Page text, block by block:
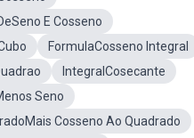
E Cosseno
FormulaCosseno Integral
IntegralCosecante
Seno
Cosseno Ao Quadrado